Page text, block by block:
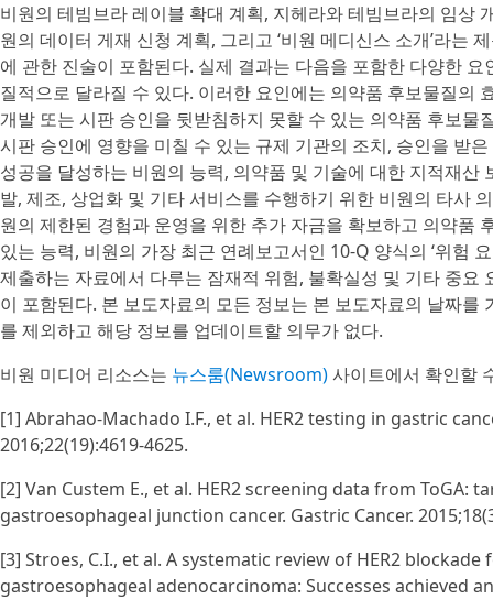
비원의 테빔브라 레이블 확대 계획, 지헤라와 테빔브라의 임상
원의 데이터 게재 신청 계획, 그리고 ‘비원 메디신스 소개’라는
에 관한 진술이 포함된다. 실제 결과는 다음을 포함한 다양한
질적으로 달라질 수 있다. 이러한 요인에는 의약품 후보물질의
개발 또는 시판 승인을 뒷받침하지 못할 수 있는 의약품 후보물
시판 승인에 영향을 미칠 수 있는 규제 기관의 조치, 승인을 받
성공을 달성하는 비원의 능력, 의약품 및 기술에 대한 지적재
발, 제조, 상업화 및 기타 서비스를 수행하기 위한 비원의 타사
원의 제한된 경험과 운영을 위한 추가 자금을 확보하고 의약품
있는 능력, 비원의 가장 최근 연례보고서인 10-Q 양식의 ‘위험
제출하는 자료에서 다루는 잠재적 위험, 불확실성 및 기타 중
이 포함된다. 본 보도자료의 모든 정보는 본 보도자료의 날짜
를 제외하고 해당 정보를 업데이트할 의무가 없다.
비원 미디어 리소스는 뉴스룸(Newsroom)사이트에서 확인할
[1] Abrahao-Machado I.F., et al. HER2 testing in gastric
2016;22(19):4619-4625.
[2] Van Custem E., et al. HER2 screening data from ToGA:
gastroesophageal junction cancer. Gastric Cancer.
[3] Stroes, C.I., et al. A systematic review of HER2
gastroesophageal adenocarcinoma: Successes achieved